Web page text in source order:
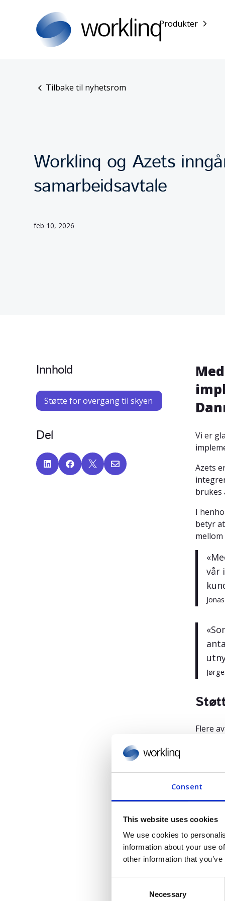
Consent
This website uses cookies
We use cookies to
information about your use
other information that
Necessary
Produkter
Tilbake til nyhetsrom
Worklinq og Azets
samarbeidsavtale
feb 10, 2026
Innhold
Støtte for overgang til skyen
Del
   
Vi er
Azets
brukes
I
betyr
vår
Flere
disse
For
Om
Azets